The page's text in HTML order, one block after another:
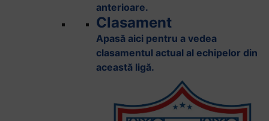
anterioare.
Clasament
Apasă aici pentru a vedea
clasamentul actual al echipelor din
această ligă.